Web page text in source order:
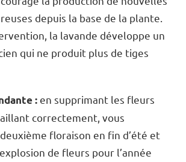
depuis la base de la plante.
la lavande développe un
qui ne produit plus de tiges
:en supprimant les fleurs
correctement, vous
floraison en fin d’été et
de fleurs pour l’année